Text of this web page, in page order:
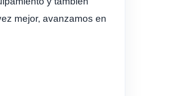
mejor, avanzamos en